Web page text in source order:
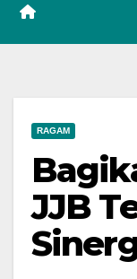
RAGAM
JJB